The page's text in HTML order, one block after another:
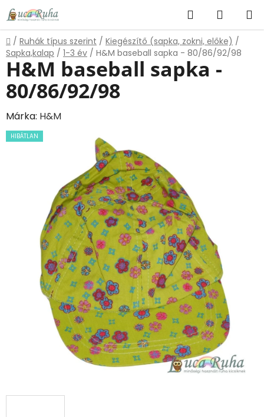
Ugrás
fő
tartalomhoz
KeresésKOSÁR
Kezdőlap
/ Ruhák típus szerint / Kiegészítő (sapka, zokni, előke) /
Sapka,kalap / 1-3 év / H&M baseball sapka - 80/86/92/98
H&M baseball sapka -
80/86/92/98
Márka: H&M
HIBÁTLAN